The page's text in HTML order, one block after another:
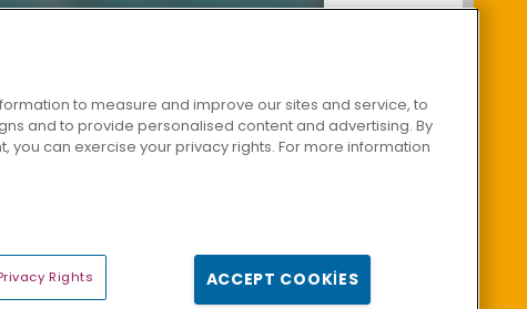
to measure and improve our sites and service, to
and to provide personalised content and advertising. By
you can exercise your privacy rights. For more information
Rights ACCEPT COOKIES